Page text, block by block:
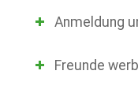
Anmeldung
Freunde